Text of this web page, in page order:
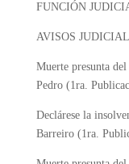
FUNCIÓN
AVISOS
Muerte presunta
Pedro (1ra.
Declárese la
Barreiro (1ra.